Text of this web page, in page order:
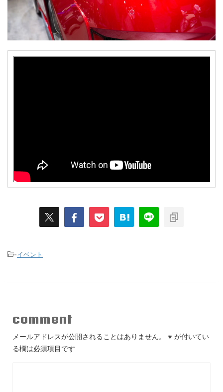
-イベント
comment
メールアドレスが公開されることはありません。 ※ が付いてい
る欄は必須項目です